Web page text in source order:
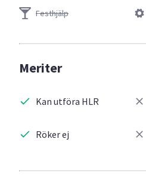
Festhjälp
Meriter
Kan utföra HLR
Röker ej